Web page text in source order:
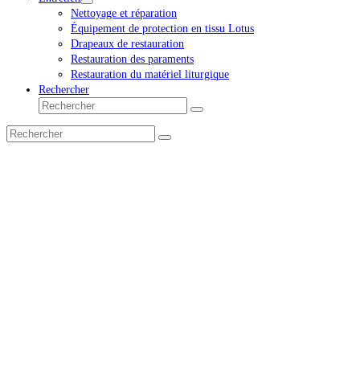
Nettoyage et réparation
Équipement de protection en tissu Lotus
Drapeaux de restauration
Restauration des paraments
Restauration du matériel liturgique
Rechercher
Rechercher
Envoyer
Rechercher
Envoyer